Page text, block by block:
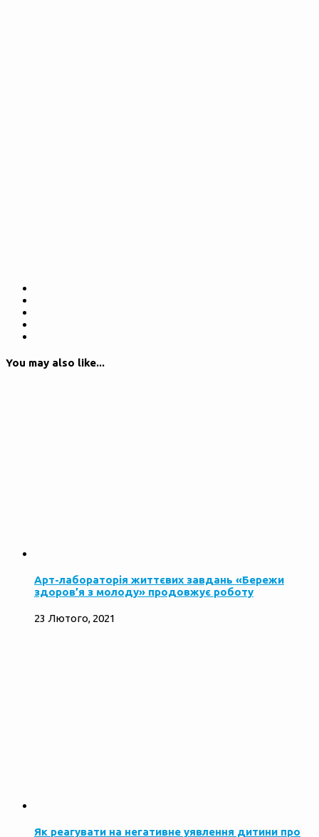
You may also like...
Арт-лабораторія життєвих завдань «Бережи
здоров’я з молоду» продовжує роботу
23 Лютого, 2021
Як реагувати на негативне уявлення дитини про